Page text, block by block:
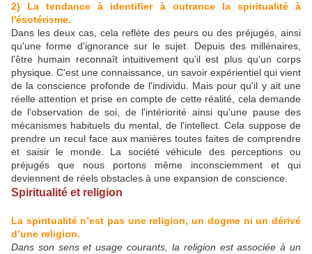
2) La tendance à identifier à outrance la spiritualité à
l'ésotérisme.
Dans les deux cas, cela reflète des peurs ou des préjugés, ainsi
qu'une forme d'ignorance sur le sujet. Depuis des millénaires,
l'être humain reconnaît intuitivement qu'il est plus qu'un corps
physique. C'est une connaissance, un savoir expérientiel qui vient
de la conscience profonde de l'individu. Mais pour qu'il y ait une
réelle attention et prise en compte de cette réalité, cela demande
de l'observation de soi, de l'intériorité ainsi qu'une pause des
mécanismes habituels du mental, de l'intellect. Cela suppose de
prendre un recul face aux manières toutes faites de comprendre
et saisir le monde. La société véhicule des perceptions ou
préjugés que nous portons même inconsciemment et qui
deviennent de réels obstacles à une expansion de conscience.
Spiritualité et religion
La spiritualité n’est pas une religion, un dogme ni un dérivé
d’une religion.
Dans son sens et usage courants, la religion est associée à un